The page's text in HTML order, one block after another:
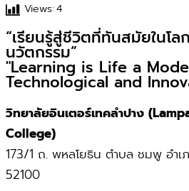
Views:4
“เรียนรู้สู่ชีวิตที่ทันสมัยในโล
นวัตกรรม”
"Learning is Life a
Technological and
วิทยาลัยอินเตอร์เทคลำปาง
College)
173/1 ถ. พหลโยธิน ตำบล ชมพู อำเ
52100